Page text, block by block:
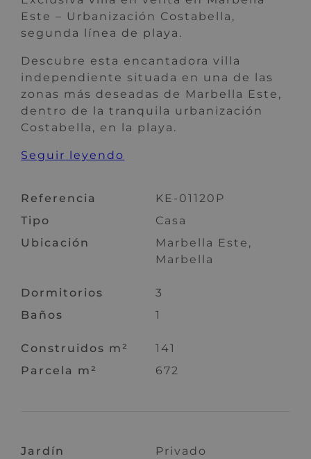
Este – Urbanización Costabella,
segunda línea de playa.
Descubre esta encantadora villa
independiente situada en una de las
zonas más deseadas de Marbella Este,
dentro de la tranquila urbanización
Costabella, en la playa.
Seguir leyendo
Referencia
KE-01120P
Tipo
Casa
Ubicación
Marbella Este,
Marbella
Dormitorios
3
Baños
1
Construidos m²
141
Parcela m²
672
Jardín
Privado